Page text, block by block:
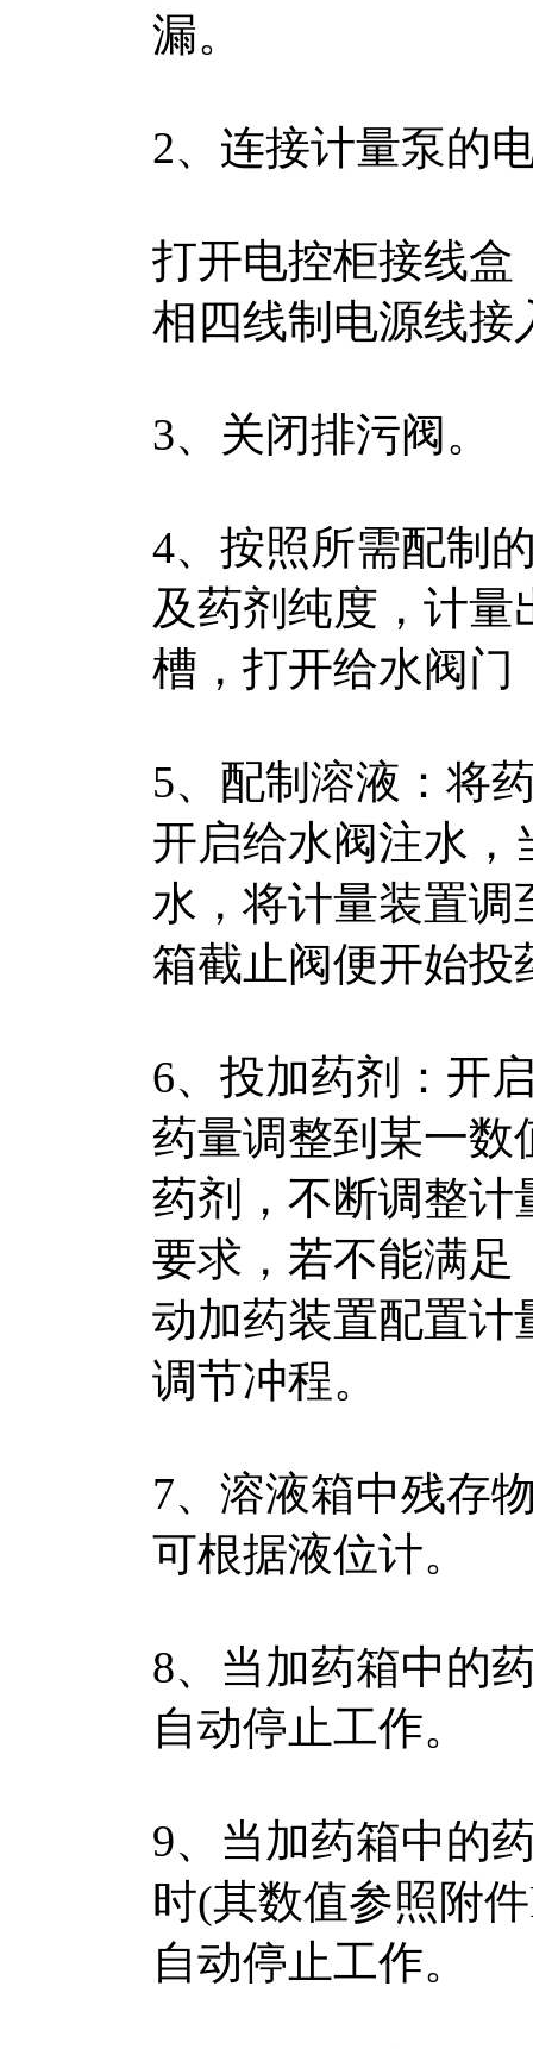
漏。
2、连接计量泵的
打开电控柜接线盒
相四线制电源线接
3、关闭排污阀。
4、按照所需配制
及药剂纯度，计
槽，打开给水阀门
5、配制溶液：将
开启给水阀注水，
水，将计量装置调
箱截止阀便开始投
6、投加药剂：开
药量调整到某一数
药剂，不断调整计
要求，若不能满足
动加药装置配置计
调节冲程。
7、溶液箱中残存
可根据液位计。
8、当加药箱中的
自动停止工作。
9、当加药箱中的
时(其数值参照附
自动停止工作。